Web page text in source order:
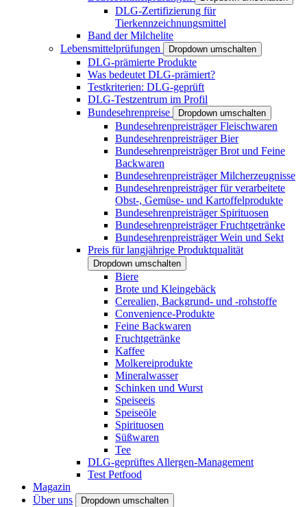
DLG-Zertifizierung für
Tierkennzeichnungsmittel
Band der Milchelite
Lebensmittelprüfungen
Dropdown umschalten
DLG-prämierte Produkte
Was bedeutet DLG-prämiert?
Testkriterien: DLG-geprüft
DLG-Testzentrum im Profil
Bundesehrenpreise
Dropdown umschalten
Bundesehrenpreisträger Fleischwaren
Bundesehrenpreisträger Bier
Bundesehrenpreisträger Brot und Feine
Backwaren
Bundesehrenpreisträger Milcherzeugnisse
Bundesehrenpreisträger für verarbeitete
Obst-, Gemüse- und Kartoffelprodukte
Bundesehrenpreisträger Spirituosen
Bundesehrenpreisträger Fruchtgetränke
Bundesehrenpreisträger Wein und Sekt
Preis für langjährige Produktqualität
Dropdown umschalten
Biere
Brote und Kleingebäck
Cerealien, Backgrund- und -rohstoffe
Convenience-Produkte
Feine Backwaren
Fruchtgetränke
Kaffee
Molkereiprodukte
Mineralwasser
Schinken und Wurst
Speiseeis
Speiseöle
Spirituosen
Süßwaren
Tee
DLG-geprüftes Allergen-Management
Test Petfood
Magazin
Über uns
Dropdown umschalten